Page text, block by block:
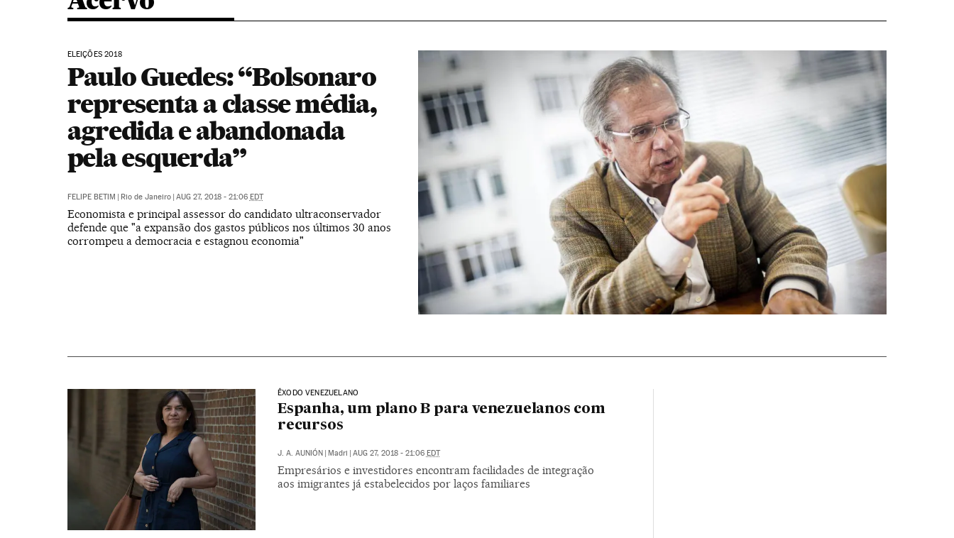
ELEIÇÕES 2018
Paulo Guedes: “Bolsonaro
representa a classe média,
agredida e abandonada
pela esquerda”
FELIPE BETIM | Rio de Janeiro | AUG 27, 2018 - 21:06 EDT
Economista e principal assessor do candidato ultraconservador
defende que "a expansão dos gastos públicos nos últimos 30 anos
corrompeu a democracia e estagnou economia"
ÊXODO VENEZUELANO
Espanha, um plano B para venezuelanos com
recursos
J. A. AUNIÓN | Madri | AUG 27, 2018 - 21:06 EDT
Empresários e investidores encontram facilidades de integração
aos imigrantes já estabelecidos por laços familiares